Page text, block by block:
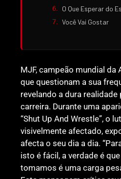
O Que Esperar do
Você Vai Gostar
MJF, campeão mundial da
que questionam a sua
revelando a dura realidade
carreira. Durante uma
“Shut Up And Wrestle”, o
visivelmente afectado,
afecta o seu dia a dia.
isto é fácil, a verdade é
tomamos é uma carga